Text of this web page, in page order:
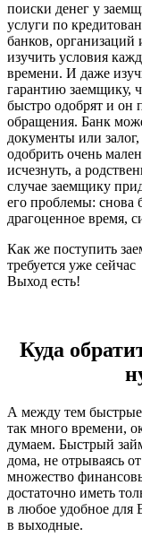
поиски денег у
услуги по
банков,
изучить условия
времени. И даже
гарантию заемщику,
быстро одобрят и он
обращения. Банк
документы или
одобрить очень
исчезнуть, а
случае заемщику
его проблемы: снова
драгоценное время,
Как же поступить
требуется уже
Выход есть!
Куда
А между тем
так много времени,
думаем. Быстрый
дома, не отрываясь
множество
достаточно иметь
в любое удобное для
в выходные.